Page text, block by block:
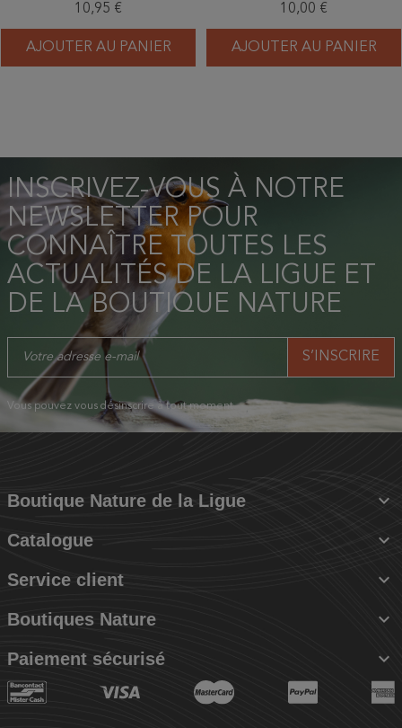
10,95 €
AJOUTER AU PANIER
10,00 €
AJOUTER AU PANIER
INSCRIVEZ-VOUS À NOTRE
NEWSLETTER POUR
CONNAÎTRE TOUTES LES
ACTUALITÉS DE LA LIGUE ET
DE LA BOUTIQUE NATURE
Vous pouvez vous désinscrire à tout moment.
Boutique Nature de la Ligue 
Catalogue 
Service client 
Boutiques Nature 
Paiement sécurisé 